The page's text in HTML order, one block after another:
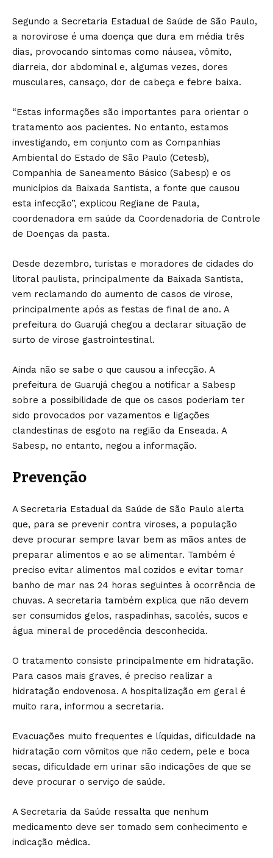
Segundo a Secretaria Estadual de Saúde de São Paulo,
a norovirose é uma doença que dura em média três
dias, provocando sintomas como náusea, vômito,
diarreia, dor abdominal e, algumas vezes, dores
musculares, cansaço, dor de cabeça e febre baixa.
“Estas informações são importantes para orientar o
tratamento aos pacientes. No entanto, estamos
investigando, em conjunto com as Companhias
Ambiental do Estado de São Paulo (Cetesb),
Companhia de Saneamento Básico (Sabesp) e os
municípios da Baixada Santista, a fonte que causou
esta infecção”, explicou Regiane de Paula,
coordenadora em saúde da Coordenadoria de Controle
de Doenças da pasta.
Desde dezembro, turistas e moradores de cidades do
litoral paulista, principalmente da Baixada Santista,
vem reclamando do aumento de casos de virose,
principalmente após as festas de final de ano. A
prefeitura do Guarujá chegou a declarar situação de
surto de virose gastrointestinal.
Ainda não se sabe o que causou a infecção. A
prefeitura de Guarujá chegou a notificar a Sabesp
sobre a possibilidade de que os casos poderiam ter
sido provocados por vazamentos e ligações
clandestinas de esgoto na região da Enseada. A
Sabesp, no entanto, negou a informação.
Prevenção
A Secretaria Estadual da Saúde de São Paulo alerta
que, para se prevenir contra viroses, a população
deve procurar sempre lavar bem as mãos antes de
preparar alimentos e ao se alimentar. Também é
preciso evitar alimentos mal cozidos e evitar tomar
banho de mar nas 24 horas seguintes à ocorrência de
chuvas. A secretaria também explica que não devem
ser consumidos gelos, raspadinhas, sacolés, sucos e
água mineral de procedência desconhecida.
O tratamento consiste principalmente em hidratação.
Para casos mais graves, é preciso realizar a
hidratação endovenosa. A hospitalização em geral é
muito rara, informou a secretaria.
Evacuações muito frequentes e líquidas, dificuldade na
hidratação com vômitos que não cedem, pele e boca
secas, dificuldade em urinar são indicações de que se
deve procurar o serviço de saúde.
A Secretaria da Saúde ressalta que nenhum
medicamento deve ser tomado sem conhecimento e
indicação médica.